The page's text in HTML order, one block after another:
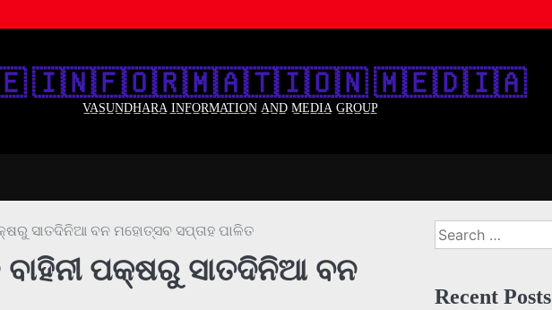
🇮‌🇳‌🇫‌🇴‌🇷‌🇲‌🇦‌🇹‌🇮‌🇴‌🇳‌ 🇲‌🇪‌🇩‌🇮‌🇦‌
V̲A̲S̲U̲N̲D̲H̲A̲R̲A̲ I̲N̲F̲O̲R̲M̲A̲T̲I̲O̲N̲ A̲N̲D̲ M̲E̲D̲I̲A̲ G̲R̲O̲U̲P̲
ସାତଦିନିଆ ବନ ମହୋତ୍ସବ ସପ୍ତାହ ପାଳିତ
ପକ୍ଷରୁ ସାତଦିନିଆ ବନ
Search
for:
Recent Posts